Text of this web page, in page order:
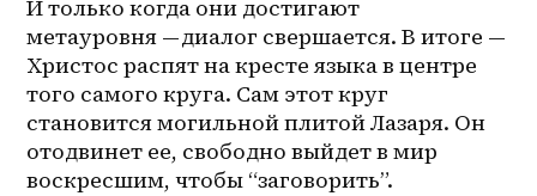
И только когда они достигают
метауровня — диалог свершается. В итоге —
Христос распят на кресте языка в центре
того самого круга. Сам этот круг
становится могильной плитой Лазаря. Он
отодвинет ее, свободно выйдет в мир
воскресшим, чтобы “заговорить”.